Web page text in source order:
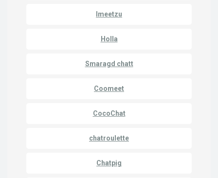
Imeetzu
Holla
Smaragd chatt
Coomeet
CocoChat
chatroulette
Chatpig